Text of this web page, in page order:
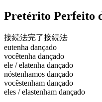
Pretérito Perfeito
接続法完了接続法
eutenha dançado
vocêtenha dançado
ele / elatenha dançado
nóstenhamos dançado
vocêstenham dançado
eles / elastenham dançado